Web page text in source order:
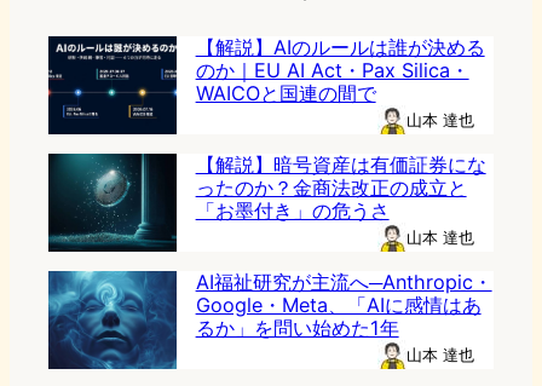
【解説】AIのルールは誰が決める
のか｜EU AI Act・Pax Silica・
WAICOと国連の間で
山本 達也
【解説】暗号資産は有価証券にな
ったのか？金商法改正の成立と
「お墨付き」の危うさ
山本 達也
AI福祉研究が主流へ─Anthropic・
Google・Meta、「AIに感情はあ
るか」を問い始めた1年
山本 達也